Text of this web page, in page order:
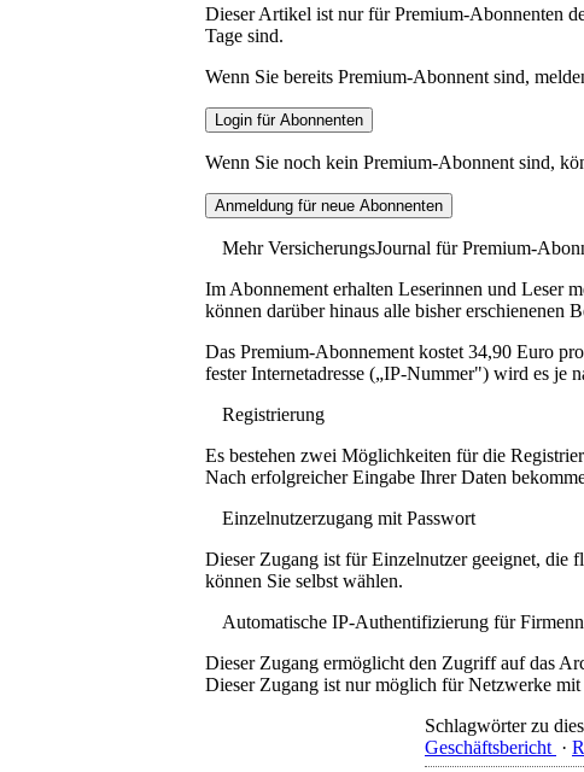
Dieser Artikel ist nur für Premium-Abonnenten
Tage sind.
Wenn Sie bereits Premium-Abonnent sind,
Wenn Sie noch kein Premium-Abonnent sind,
Mehr VersicherungsJournal für Premium-
Im Abonnement erhalten Leserinnen und Leser
können darüber hinaus alle bisher erschienenen
Das Premium-Abonnement kostet 34,90 Euro
fester Internetadresse („IP-Nummer") wird es je
Registrierung
Es bestehen zwei Möglichkeiten für die
Nach erfolgreicher Eingabe Ihrer Daten
Einzelnutzerzugang mit Passwort
Dieser Zugang ist für Einzelnutzer geeignet, die
können Sie selbst wählen.
Automatische IP-Authentifizierung für
Dieser Zugang ermöglicht den Zugriff auf das
Dieser Zugang ist nur möglich für Netzwerke
Schlagwörter zu
Geschäftsbericht ·